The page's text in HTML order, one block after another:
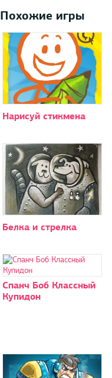
Похожие игры
Нарисуй стикмена
Белка и стрелка
Спанч Боб Классный
Купидон